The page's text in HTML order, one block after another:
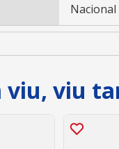
Nacional
viu, viu